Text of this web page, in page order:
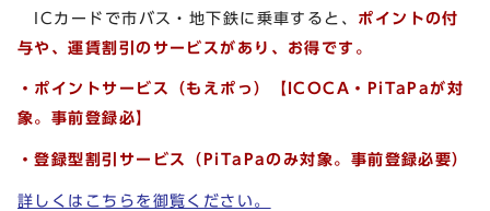
ICカードで市バス・地下鉄に乗車すると、 ポイントの付
与や、運賃割引のサービスがあり、お得です。
・ポイントサービス（もえポっ）【ICOCA・PiTaPaが対
象。事前登録必】
・登録型割引サービス（PiTaPaのみ対象。事前登録必要）
詳しくはこちらを御覧ください。